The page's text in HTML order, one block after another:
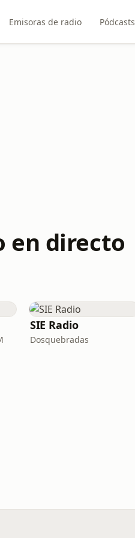
Emisoras de radio Pódcasts
en directo
SIE Radio
Dosquebradas